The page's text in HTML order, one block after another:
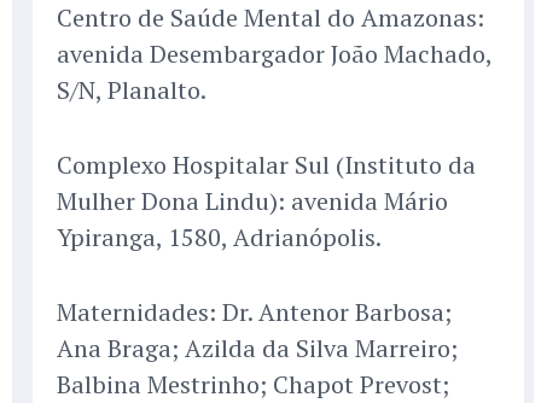
Centro de Saúde Mental do Amazonas:
avenida Desembargador João Machado,
S/N, Planalto.
Complexo Hospitalar Sul (Instituto da
Mulher Dona Lindu): avenida Mário
Ypiranga, 1580, Adrianópolis.
Maternidades: Dr. Antenor Barbosa;
Ana Braga; Azilda da Silva Marreiro;
Balbina Mestrinho; Chapot Prevost;